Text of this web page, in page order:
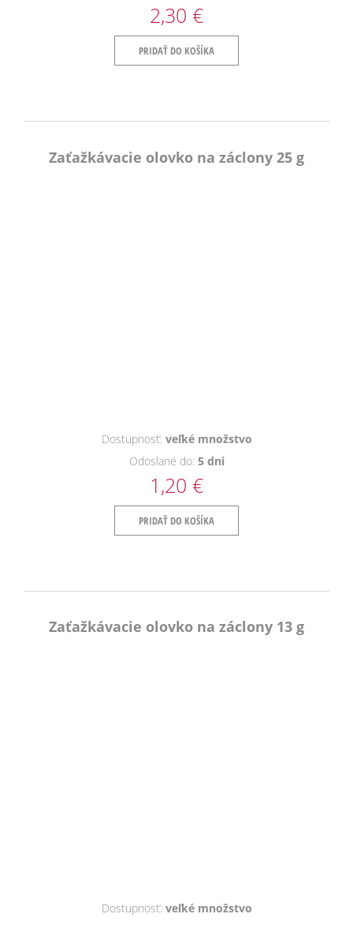
2,30 €
PRIDAŤ DO KOŠÍKA
Zaťažkávacie olovko na záclony 25 g
Dostupnosť: veľké množstvo
Odoslané do: 5 dni
1,20 €
PRIDAŤ DO KOŠÍKA
Zaťažkávacie olovko na záclony 13 g
Dostupnosť: veľké množstvo